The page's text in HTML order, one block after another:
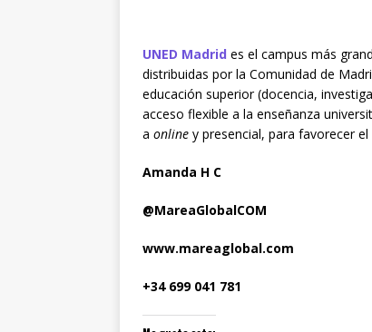
UNED Madrid es el campus más
distribuidas por la Comunidad de
educación superior (docencia,
acceso flexible a la enseñanza
a online y presencial, para favorecer
Amanda H C
@MareaGlobalCOM
www.mareaglobal.com
+34 699 041 781